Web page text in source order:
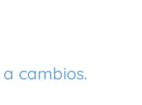
cambios.